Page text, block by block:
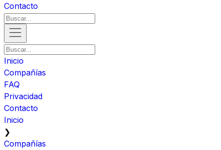
Contacto
Inicio
Compañías
FAQ
Privacidad
Contacto
Inicio
❯
Compañías